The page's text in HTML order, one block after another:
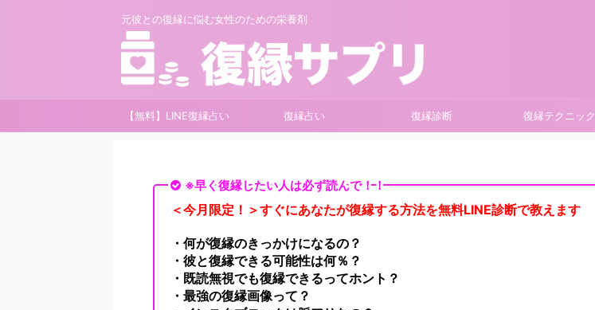
元彼との復縁に悩む女性のための栄養剤
【無料】LINE復縁占い 復縁占い 復縁診断 復縁テクニック
※早く復縁したい人は必ず読んで！！
＜今月限定！＞すぐにあなたが復縁する方法を無料LINE診断で教えます
・何が復縁のきっかけになるの？
・彼と復縁できる可能性は何％？
・既読無視でも復縁できるってホント？
・最強の復縁画像って？